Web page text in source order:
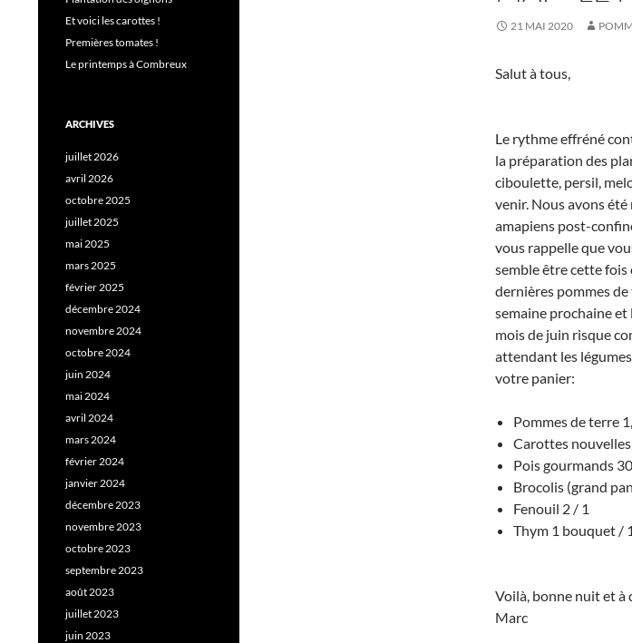
21 MAI 2020
Salut à tous,
Le rythme effréné
la préparation des
ciboulette, persil,
venir. Nous avons été
amapiens post-
vous rappelle que
semble être cette
dernières pommes
semaine prochaine
mois de juin risque
attendant les
votre panier:
Pommes de terre
Carottes
Pois gourmands
Brocolis (grand
Fenouil 2 / 1
Thym 1 bouquet / 1
Voilà, bonne nuit et à
Marc
Et voici les carottes !
Premières tomates !
Le printemps à Combreux
ARCHIVES
juillet 2026
avril 2026
octobre 2025
juillet 2025
mai 2025
mars 2025
février 2025
décembre 2024
novembre 2024
octobre 2024
juin 2024
mai 2024
avril 2024
mars 2024
février 2024
janvier 2024
décembre 2023
novembre 2023
octobre 2023
septembre 2023
août 2023
juillet 2023
juin 2023